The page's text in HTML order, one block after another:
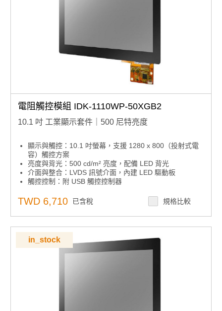
電阻觸控模組 IDK-1110WP-50XGB2
10.1 吋 工業顯示套件｜500 尼特亮度
顯示與觸控：10.1 吋螢幕，支援 1280 x 800（投射式電
容）觸控方案
亮度與背光：500 cd/m² 亮度，配備 LED 背光
介面與整合：LVDS 訊號介面，內建 LED 驅動板
觸控控制：附 USB 觸控控制器
TWD 6,710 已含稅 規格比較
in_stock